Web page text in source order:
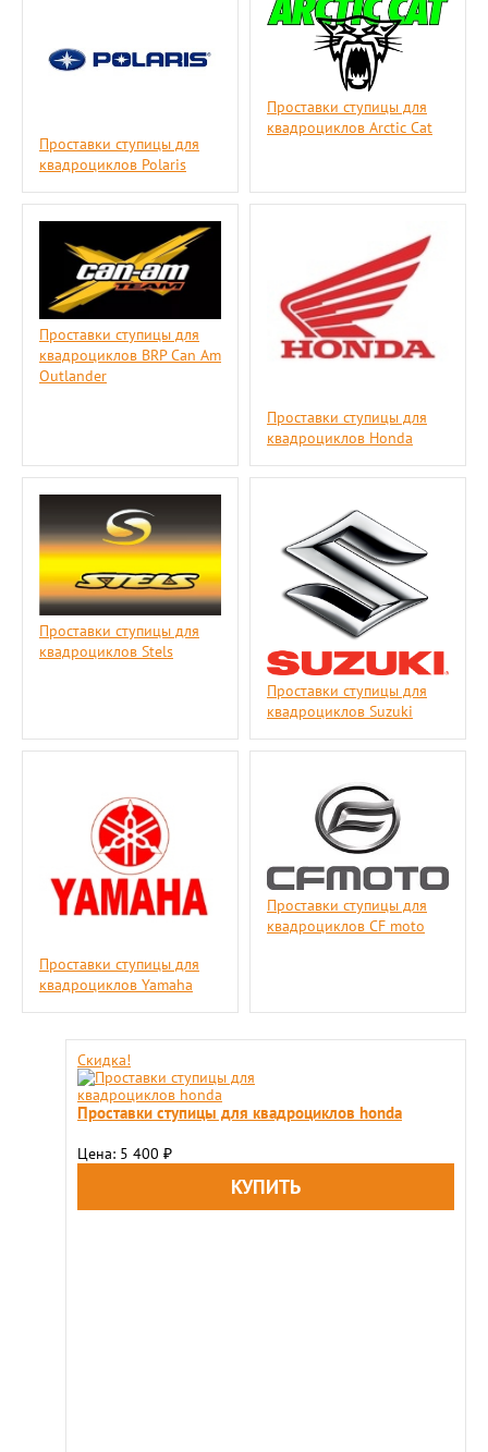
Проставки ступицы для
квадроциклов Polaris
Проставки ступицы для
квадроциклов Arctic Cat
Проставки ступицы для
квадроциклов BRP Can Am
Outlander
Проставки ступицы для
квадроциклов Honda
Проставки ступицы для
квадроциклов Stels
Проставки ступицы для
квадроциклов Suzuki
Проставки ступицы для
квадроциклов Yamaha
Проставки ступицы для
квадроциклов СF moto
Скидка!
Проставки ступицы для квадроциклов honda
Цена: 5 400 ₽